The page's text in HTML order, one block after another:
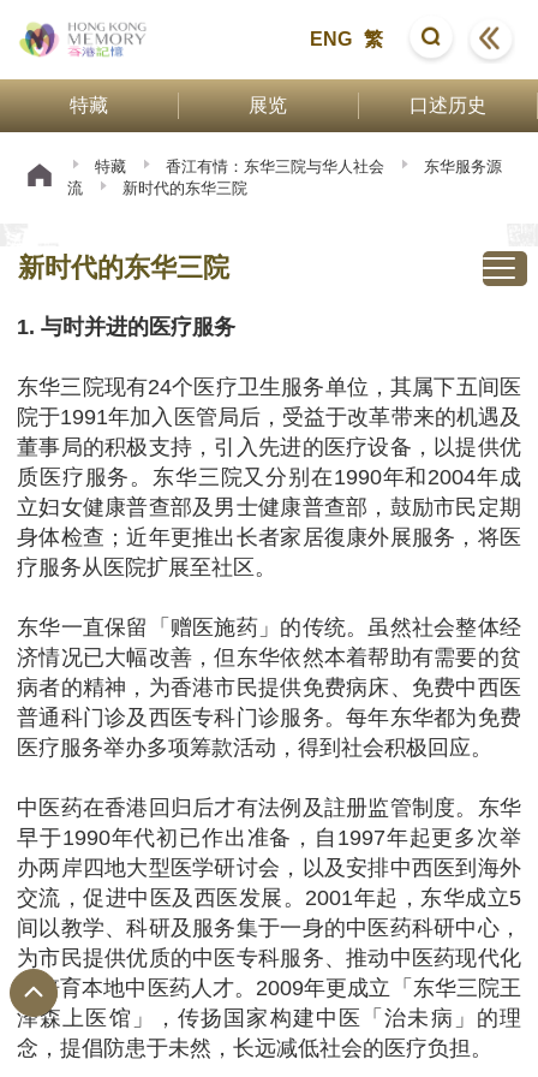
ENG 繁
特藏 展览 口述历史
特藏 香江有情：东华三院与华人社会
东华服务源
流
新时代的东华三院
新时代的东华三院
1. 与时并进的医疗服务
东华三院现有24个医疗卫生服务单位，其属下五间医
院于1991年加入医管局后，受益于改革带来的机遇及
董事局的积极支持，引入先进的医疗设备，以提供优
质医疗服务。东华三院又分别在1990年和2004年成
立妇女健康普查部及男士健康普查部，鼓励市民定期
身体检查；近年更推出长者家居復康外展服务，将医
疗服务从医院扩展至社区。
东华一直保留「赠医施药」的传统。虽然社会整体经
济情况已大幅改善，但东华依然本着帮助有需要的贫
病者的精神，为香港市民提供免费病床、免费中西医
普通科门诊及西医专科门诊服务。每年东华都为免费
医疗服务举办多项筹款活动，得到社会积极回应。
中医药在香港回归后才有法例及註册监管制度。东华
早于1990年代初已作出准备，自1997年起更多次举
办两岸四地大型医学研讨会，以及安排中西医到海外
交流，促进中医及西医发展。2001年起，东华成立5
间以教学、科研及服务集于一身的中医药科研中心，
为市民提供优质的中医专科服务、推动中医药现代化
及培育本地中医药人才。2009年更成立「东华三院王
泽森上医馆」，传扬国家构建中医「治未病」的理
念，提倡防患于未然，长远减低社会的医疗负担。